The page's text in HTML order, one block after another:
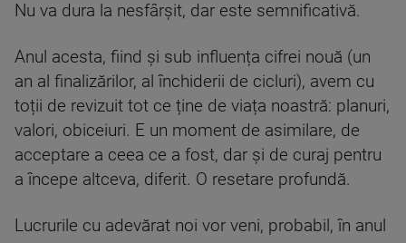
Nu va dura la nesfârșit, dar este semnificativă.
Anul acesta, fiind și sub influența cifrei nouă (un
an al finalizărilor, al închiderii de cicluri), avem cu
toții de revizuit tot ce ține de viața noastră: planuri,
valori, obiceiuri. E un moment de asimilare, de
acceptare a ceea ce a fost, dar și de curaj pentru
a începe altceva, diferit. O resetare profundă.
Lucrurile cu adevărat noi vor veni, probabil, în anul